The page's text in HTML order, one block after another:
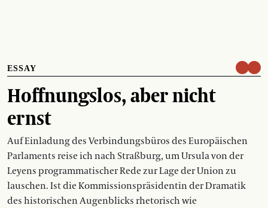
ESSAY
Hoffnungslos, aber nicht
ernst
Auf Einladung des Verbindungsbüros des Europäischen
Parlaments reise ich nach Straßburg, um Ursula von der
Leyens programmatischer Rede zur Lage der Union zu
lauschen. Ist die Kommissionspräsidentin der Dramatik
des historischen Augenblicks rhetorisch wie